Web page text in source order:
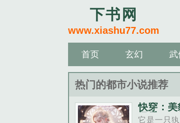
下书网
www.xiashu77.com
首页 玄幻 武
热门的都市小说推荐
快穿：
忆后
它是一只